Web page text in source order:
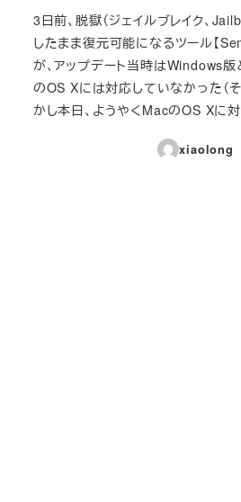
3日前、脱獄（ジェイルブレイク、
したまま復元可能になるツール【
が、アップデート当時はWindows
のOS Xには対応していなかった（そ
かし本日、ようやくMacのOS Xに
xiaolong